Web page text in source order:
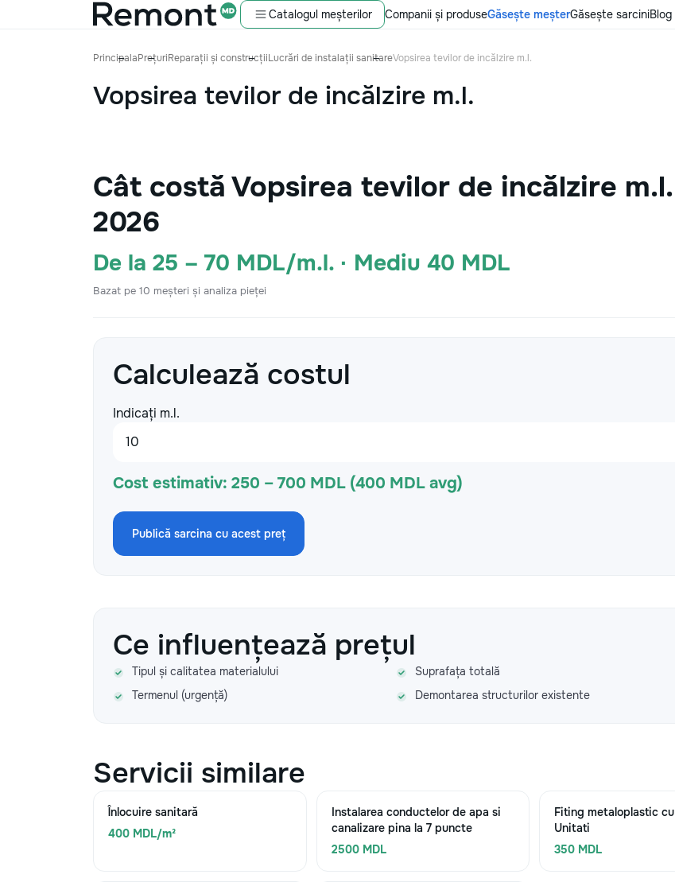
Catalogul meșterilor Companii și produseGăsește meșterGăsește sarciniBlog
PrincipalaPrețuriReparații și construcțiiLucrări de instalații sanitareVopsirea tevilor de incălzire m.l.
Vopsirea tevilor de incălzire m.l.
Cât costă Vopsirea tevilor de incălzire
2026
De la 25 – 70 MDL/m.l. · Mediu 40 MDL
Bazat pe 10 meșteri și analiza pieței
Calculează costul
Indicați m.l.
Cost estimativ: 250 – 700 MDL (400 MDL avg)
Publică sarcina cu acest preț
Ce influențează prețul
Tipul și calitatea materialului Suprafața totală
Termenul (urgență)
Demontarea structurilor existente
Servicii similare
Înlocuire sanitară
400 MDL/m²
Instalarea conductelor de apa si
canalizare pina la 7 puncte
2500 MDL
Fiting metaloplastic
Unitati
350 MDL